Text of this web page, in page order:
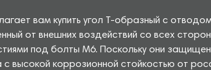
вам купить угол Т-образный с
от внешних воздействий со всех
под болты М6. Поскольку они
высокой коррозионной стойкостью от